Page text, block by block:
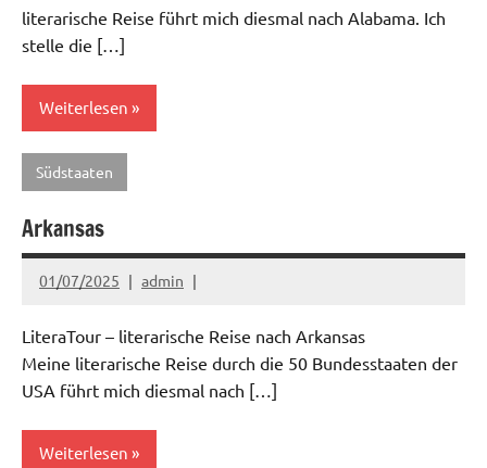
literarische Reise führt mich diesmal nach Alabama. Ich
stelle die […]
Weiterlesen
Südstaaten
Arkansas
01/07/2025 admin
LiteraTour – literarische Reise nach Arkansas
Meine literarische Reise durch die 50 Bundesstaaten der
USA führt mich diesmal nach […]
Weiterlesen